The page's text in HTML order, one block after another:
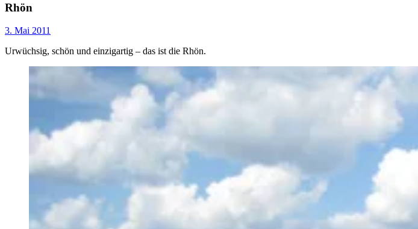
Rhön
3. Mai 2011
Urwüchsig, schön und einzigartig – das ist die Rhön.